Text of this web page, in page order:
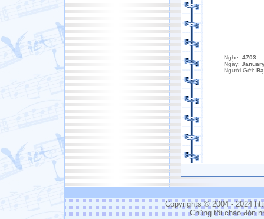
Nghe: 4703
Ngày:
Người Gởi:
Copyrights © 2004 - 2024
Chúng tôi chào đón